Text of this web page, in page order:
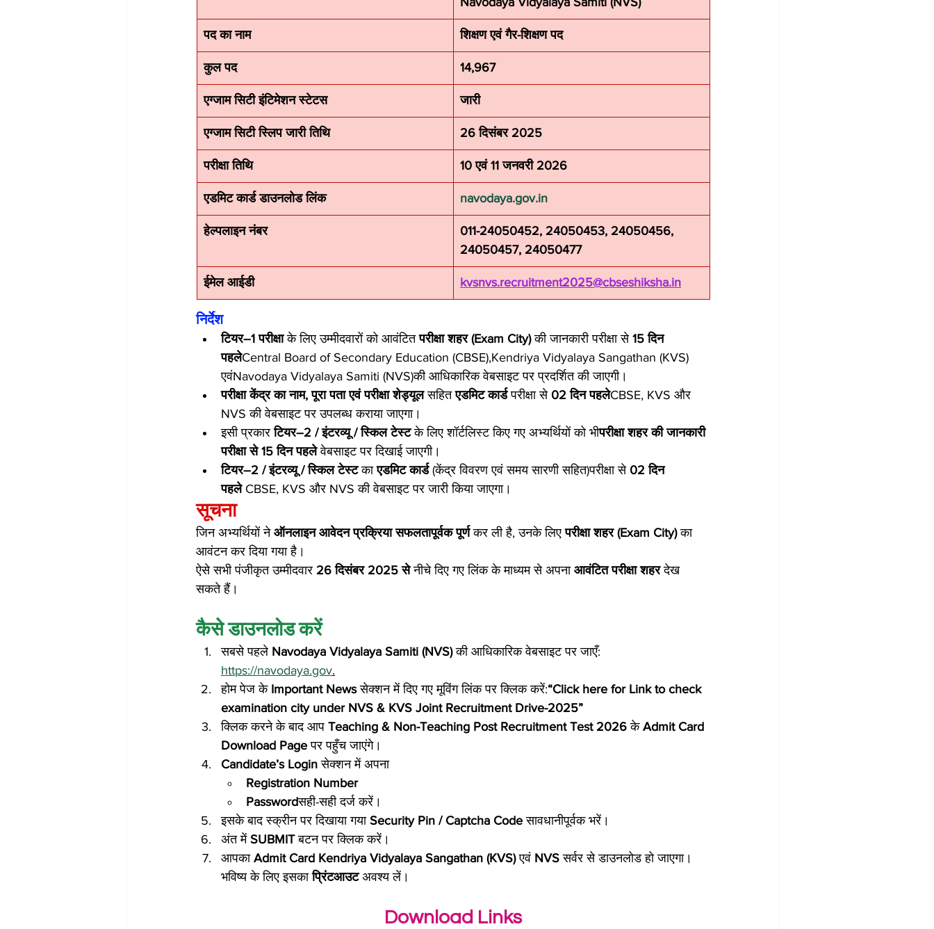
पद का नाम शिक्षण एवं गैर-शिक्षण पद
कुल पद 14,967
एग्जाम सिटी इंटिमेशन स्टेटस जारी
एग्जाम सिटी स्लिप जारी तिथि 26 दिसंबर 2025
परीक्षा तिथि 10 एवं 11 जनवरी 2026
एडमिट कार्ड डाउनलोड लिंक navodaya.gov.in
हेल्पलाइन नंबर
011-24050452, 24050453, 24050456,
24050457, 24050477
ईमेल आईडी kvsnvs.recruitment2025@cbseshiksha.in
निर्देश
टियर–1 परीक्षा के लिए उम्मीदवारों को आवंटित परीक्षा शहर (Exam City) की जानकारी परीक्षा से 15 दिन
पहलेCentral Board of Secondary Education (CBSE),Kendriya Vidyalaya Sangathan (KVS)
एवंNavodaya Vidyalaya Samiti (NVS)की आधिकारिक वेबसाइट पर प्रदर्शित की जाएगी।
परीक्षा केंद्र का नाम, पूरा पता एवं परीक्षा शेड्यूल सहित एडमिट कार्ड परीक्षा से 02 दिन पहलेCBSE, KVS और
NVS की वेबसाइट पर उपलब्ध कराया जाएगा।
इसी प्रकार टियर–2 / इंटरव्यू / स्किल टेस्ट के लिए शॉर्टलिस्ट किए गए अभ्यर्थियों को भीपरीक्षा शहर की जानकारी
परीक्षा से 15 दिन पहले वेबसाइट पर दिखाई जाएगी।
टियर–2 / इंटरव्यू / स्किल टेस्ट का एडमिट कार्ड (केंद्र विवरण एवं समय सारणी सहित)परीक्षा से 02 दिन
पहले CBSE, KVS और NVS की वेबसाइट पर जारी किया जाएगा।
सूचना
जिन अभ्यर्थियों ने ऑनलाइन आवेदन प्रक्रिया सफलतापूर्वक पूर्ण कर ली है, उनके लिए परीक्षा शहर (Exam City) का
आवंटन कर दिया गया है।
ऐसे सभी पंजीकृत उम्मीदवार 26 दिसंबर 2025 से नीचे दिए गए लिंक के माध्यम से अपना आवंटित परीक्षा शहर देख
सकते हैं।
कैसे डाउनलोड करें
सबसे पहले Navodaya Vidyalaya Samiti (NVS) की आधिकारिक वेबसाइट पर जाएँ:
https://navodaya.gov.
होम पेज के Important News सेक्शन में दिए गए मूविंग लिंक पर क्लिक करें:“Click here for Link to check
examination city under NVS & KVS Joint Recruitment Drive-2025”
क्लिक करने के बाद आप Teaching & Non-Teaching Post Recruitment Test 2026 के Admit Card
Download Page पर पहुँच जाएंगे।
Candidate’s Login सेक्शन में अपना
Registration Number
Passwordसही-सही दर्ज करें।
इसके बाद स्क्रीन पर दिखाया गया Security Pin / Captcha Code सावधानीपूर्वक भरें।
अंत में SUBMIT बटन पर क्लिक करें।
आपका Admit Card Kendriya Vidyalaya Sangathan (KVS) एवं NVS सर्वर से डाउनलोड हो जाएगा।
भविष्य के लिए इसका प्रिंटआउट अवश्य लें।
Download Links